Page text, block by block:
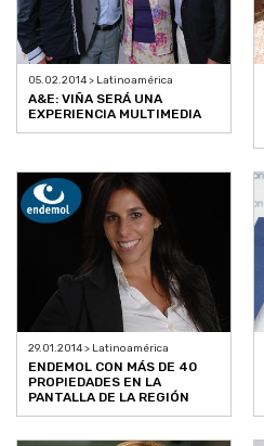
05.02.2014 > Latinoamérica
A&E: VIÑA SERÁ UNA
EXPERIENCIA MULTIMEDIA
29.01.2014 > Latinoamérica
ENDEMOL CON MÁS DE 40
PROPIEDADES EN LA
PANTALLA DE LA REGIÓN